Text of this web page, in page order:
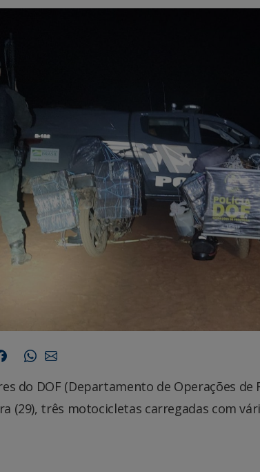
do DOF (Departamento de Operações
(29), três motocicletas carregadas com